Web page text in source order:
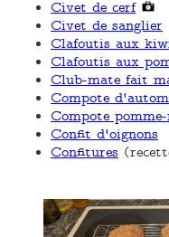
Civet de cerf
Civet de sanglier
Clafoutis aux
Clafoutis aux
Club-mate fait
Compote
Compote
Confit d'oignons
Confitures